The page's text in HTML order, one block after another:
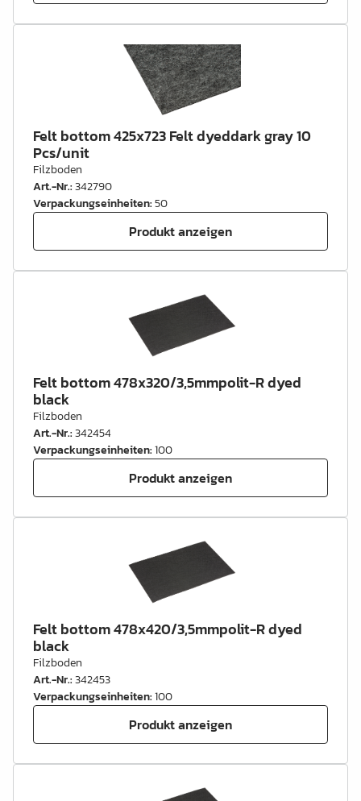
Felt bottom 425x723 Felt dyeddark gray 10
Pcs/unit
Filzboden
Art.-Nr.:342790
Verpackungseinheiten:50
Produkt anzeigen
Felt bottom 478x320/3,5mmpolit-R dyed
black
Filzboden
Art.-Nr.:342454
Verpackungseinheiten:100
Produkt anzeigen
Felt bottom 478x420/3,5mmpolit-R dyed
black
Filzboden
Art.-Nr.:342453
Verpackungseinheiten:100
Produkt anzeigen